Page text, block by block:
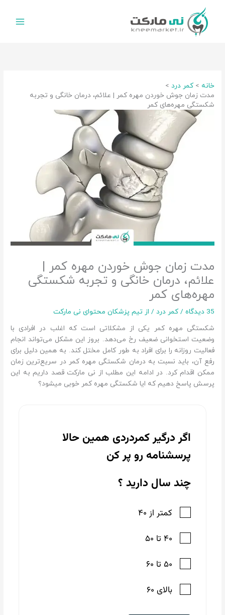
خانه
کمر درد
مدت زمان جوش خوردن مهره کمر | علائم، درمان خانگی و تجربه
شکستگی مهره‌های کمر
مدت زمان جوش خوردن مهره کمر |
علائم، درمان خانگی و تجربه شکستگی
مهره‌های کمر
35 دیدگاه /کمر درد / از تیم پزشکان محتوای نی مارکت
شکستگی مهره کمر یکی از مشکلاتی است که اغلب در افرادی با
وضعیت استخوانی ضعیف رخ می‌دهد. بروز این مشکل می‌تواند انجام
فعالیت روزانه را برای افراد به طور کامل مختل کند. به همین دلیل برای
رفع آن، باید نسبت به درمان شکستگی مهره کمر در سریع‌ترین زمان
ممکن اقدام کرد. در ادامه این مطلب از نی مارکت قصد داریم به این
پرسش پاسخ دهیم که ایا شکستگی مهره کمر خوبی میشود؟